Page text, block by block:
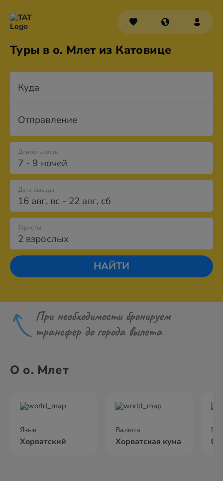
Туры в о. Млет из Катовице
Куда
Отправление
7 - 9 ночей
Длительность
Дата выезда
16 авг, вс- 22 авг, сб
2 взрослых
Туристы
НАЙТИ
При необходимости бронируем
трансфер до города вылета
О о. Млет
Язык
Хорватский
Валюта
Хорватская куна